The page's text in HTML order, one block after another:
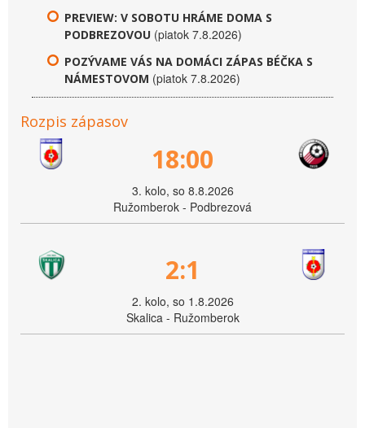
PREVIEW: V SOBOTU HRÁME DOMA S
PODBREZOVOU (piatok 7.8.2026)
POZÝVAME VÁS NA DOMÁCI ZÁPAS BÉČKA S
NÁMESTOVOM (piatok 7.8.2026)
Rozpis zápasov
18:00
3. kolo, so 8.8.2026
Ružomberok - Podbrezová
2:1
2. kolo, so 1.8.2026
Skalica - Ružomberok